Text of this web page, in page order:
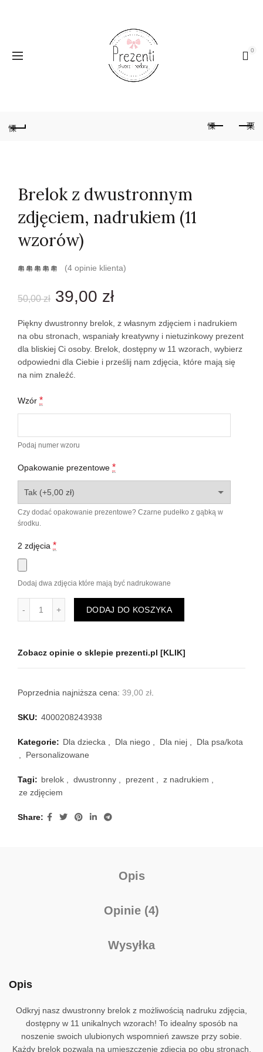
0
Brelok z dwustronnym
zdjęciem, nadrukiem (11
wzorów)
(4 opinie klienta)
50,00zł Pierwotna
cena
wynosiła:
50,00 zł.
39,00 złAktualna
cena
wynosi:
39,00 zł.
Piękny dwustronny brelok, z własnym zdjęciem i nadrukiem
na obu stronach, wspaniały kreatywny i nietuzinkowy prezent
dla bliskiej Ci osoby. Brelok, dostępny w 11 wzorach, wybierz
odpowiedni dla Ciebie i prześlij nam zdjęcia, które mają się
na nim znaleźć.
Wzór *
Podaj numer wzoru
Opakowanie prezentowe *
Czy dodać opakowanie prezentowe? Czarne pudełko z gąbką w
środku.
2 zdjęcia *
Dodaj dwa zdjęcia które mają być nadrukowane
DODAJ DO KOSZYKA
Zobacz opinie o sklepie prezenti.pl [KLIK]
Poprzednia najniższa cena: 39,00 zł.
SKU: 4000208243938
Kategorie: Dla dziecka , Dla niego , Dla niej ,
Dla psa/kota
,
Personalizowane
Tagi: brelok , dwustronny , prezent , z nadrukiem ,
ze zdjęciem
Share
Opis
Opinie (4)
Wysyłka
Opis
Odkryj nasz dwustronny brelok z możliwością nadruku zdjęcia,
dostępny w 11 unikalnych wzorach! To idealny sposób na
noszenie swoich ulubionych wspomnień zawsze przy sobie.
Każdy brelok pozwala na umieszczenie zdjęcia po obu stronach,